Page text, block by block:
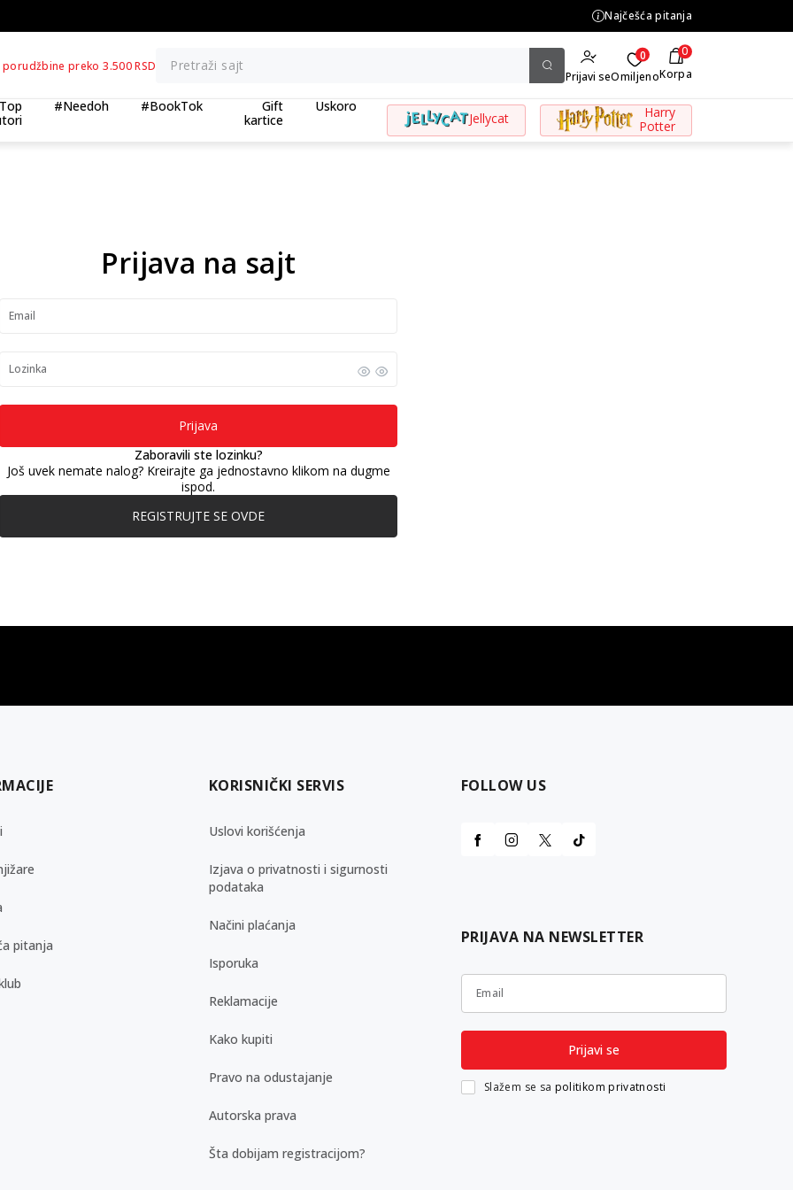
Najčešća pitanja
porudžbine preko 3.500 RSD Pretraži sajt
Prijavi se
0
Omiljeno
0
Korpa
Top
#Needoh #BookTok
Gift
kartice
Uskoro
Jellycat
Harry
Potter
Prijava na sajt
Email
Lozinka
Prijava
Zaboravili ste lozinku?
Još uvek nemate nalog? Kreirajte ga jednostavno klikom na dugme
ispod.
REGISTRUJTE SE OVDE
pitanja
KORISNIČKI SERVIS
Uslovi korišćenja
Izjava o privatnosti i sigurnosti
podataka
Načini plaćanja
Isporuka
Reklamacije
Kako kupiti
Pravo na odustajanje
Autorska prava
Šta dobijam registracijom?
FOLLOW US
PRIJAVA NA NEWSLETTER
Email
Prijavi se
Slažem se sa politikom privatnosti